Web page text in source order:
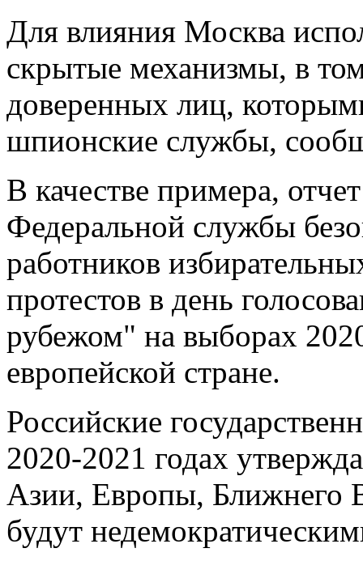
Для влияния Москва
скрытые механизмы, в
доверенных лиц,
шпионские службы,
В качестве примера,
Федеральной службы
работников
протестов в день
рубежом" на выборах
европейской стране.
Российские
2020-2021 годах
Азии, Европы,
будут